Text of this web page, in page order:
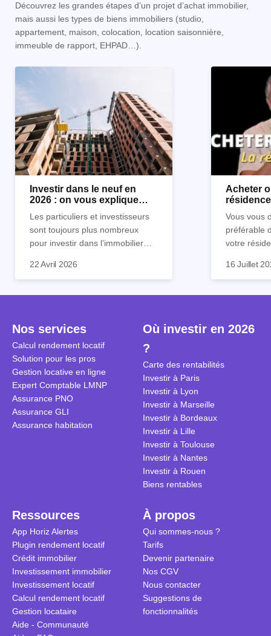
Découvrez les grandes étapes d’un projet d’achat immobilier,
mais aussi les types de biens immobiliers (studio,
appartement, maison, colocation, location saisonnière,
immeuble de rapport, EHPAD…).
Investir dans le neuf en
2026 : on vous explique
Les particuliers et investisseurs
sont toujours plus nombreux
pour investir dans l’immobilier
nombreux avantages à choisir ce
expliquons tout dans cet article.
22 Avril 2026
Acheter
Vous vous
préférable
votre
pour
la règle
secondes
fenêtres"
sécuriser
16 Juillet
Nos services
Calcul rendement locatif
Solution pour les pros
Gestion locative en ligne
Expert Comptable LMNP
Assurance PNO
Assurance GLI
Assurance habitation
Où investir en 2026
?
Carte des rentabilités
Investir à Paris
Investir à Lyon
Investir à Marseille
Investir à Bordeaux
Investir à Lille
Investir à Toulouse
Investir à Nantes
Investir à Rouen
Biens rentables
Ressources
App Horiz Alertes
Plugin rendement locatif
Crédit immobilier
Investissement immobilier
Investissement locatif
Calcul rendement locatif
Gestion locataire
Aide - Communauté
À propos
Qui sommes-nous ?
Tarifs
Devenir partenaire
Nos CGV
Nous contacter
Suggestions de
fonctionnalités